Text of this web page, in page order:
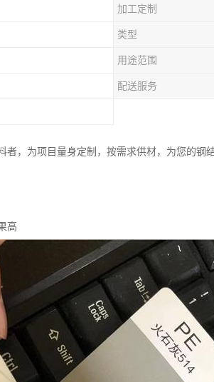
加工定制
类型
用途范围
配送服务
者，为项目量身定制，按需求供材，为您的钢
高